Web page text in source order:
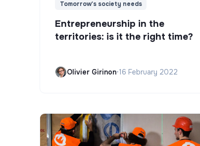
Tomorrow's society needs
Entrepreneurship in the
territories: is it the right time?
Olivier Girinon•16 February 2022